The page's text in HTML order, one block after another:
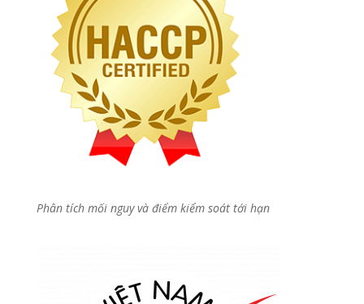
Phân tích mối nguy và điểm kiểm soát tới hạn